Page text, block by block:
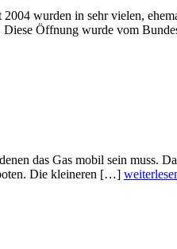
2004 wurden in sehr vielen,
Öffnung wurde vom
das Gas mobil sein muss.
Die kleineren […]